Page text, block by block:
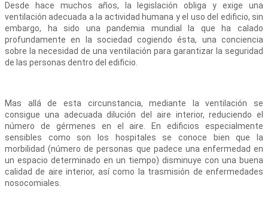
Desde hace muchos años, la legislación obliga y exige una
ventilación adecuada a la actividad humana y el uso del edificio, sin
embargo, ha sido una pandemia mundial la que ha calado
profundamente en la sociedad cogiendo ésta, una conciencia
sobre la necesidad de una ventilación para garantizar la seguridad
de las personas dentro del edificio.
Mas allá de esta circunstancia, mediante la ventilación se
consigue una adecuada dilución del aire interior, reduciendo el
número de gérmenes en el aire. En edificios especialmente
sensibles como son los hospitales se conoce bien que la
morbilidad (número de personas que padece una enfermedad en
un espacio determinado en un tiempo) disminuye con una buena
calidad de aire interior, así como la trasmisión de enfermedades
nosocomiales.